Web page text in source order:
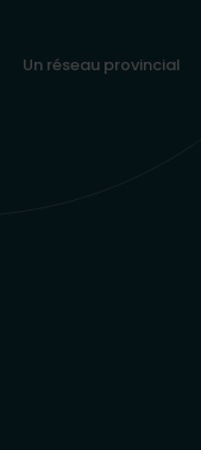
Un réseau provincial